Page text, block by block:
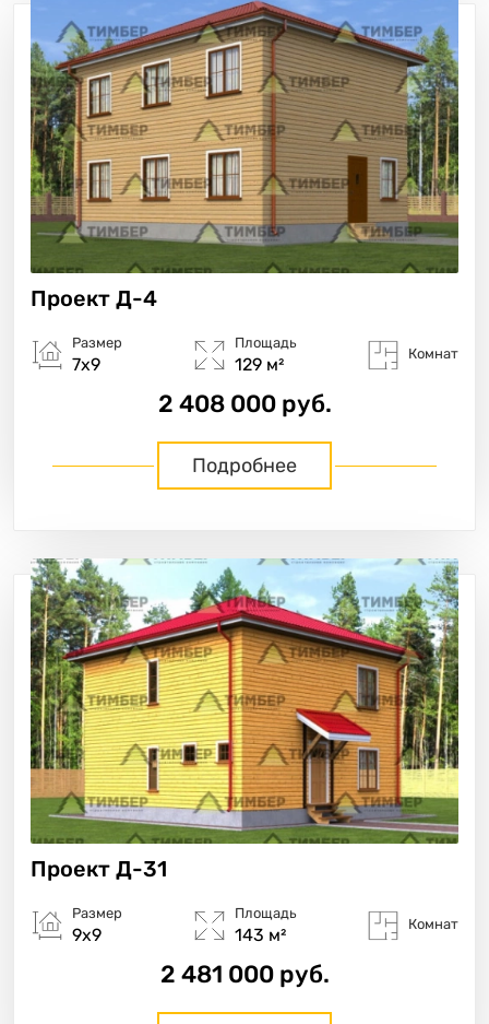
Проект Д-4
Размер
7х9
Площадь
129 м²
Комнат
2 408 000 руб.
Подробнее
Проект Д-31
Размер
9х9
Площадь
143 м²
Комнат
2 481 000 руб.